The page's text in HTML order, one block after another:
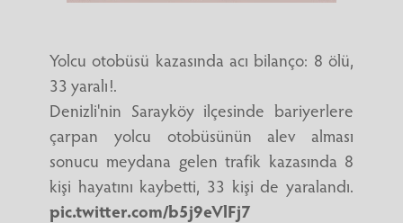
Yolcu otobüsü kazasında acı bilanço: 8 ölü,
33 yaralı!.
Denizli'nin Sarayköy ilçesinde bariyerlere
çarpan yolcu otobüsünün alev alması
sonucu meydana gelen trafik kazasında 8
kişi hayatını kaybetti, 33 kişi de yaralandı.
pic.twitter.com/b5j9eVlFj7